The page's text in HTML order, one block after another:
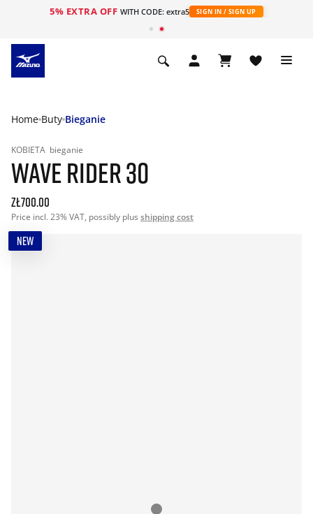
5% EXTRA OFF WITH CODE: extra5 SIGN IN / SIGN UP
Home Buty Bieganie
KOBIETA bieganie
WAVE RIDER 30
zł700.00
Price incl. 23% VAT, possibly plus shipping cost
NEW